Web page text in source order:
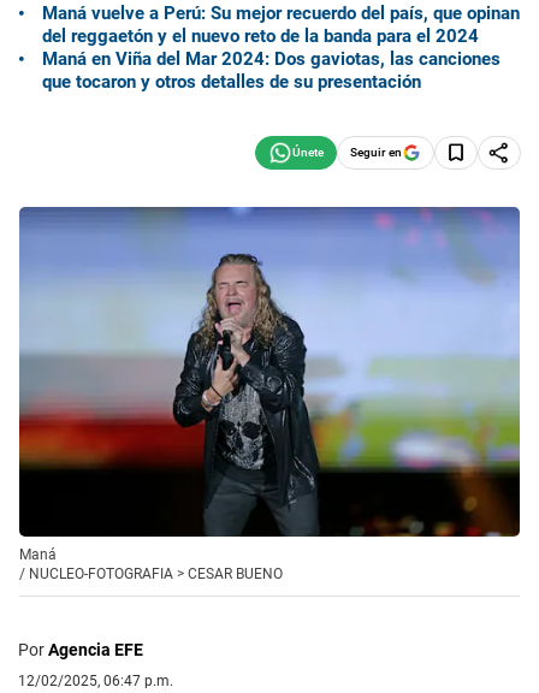
Maná vuelve a Perú: Su mejor recuerdo del país, que opinan
del reggaetón y el nuevo reto de la banda para el 2024
Maná en Viña del Mar 2024: Dos gaviotas, las canciones
que tocaron y otros detalles de su presentación
Seguir en
Maná
/ NUCLEO-FOTOGRAFIA > CESAR BUENO
PorAgencia EFE
12/02/2025, 06:47 p.m.